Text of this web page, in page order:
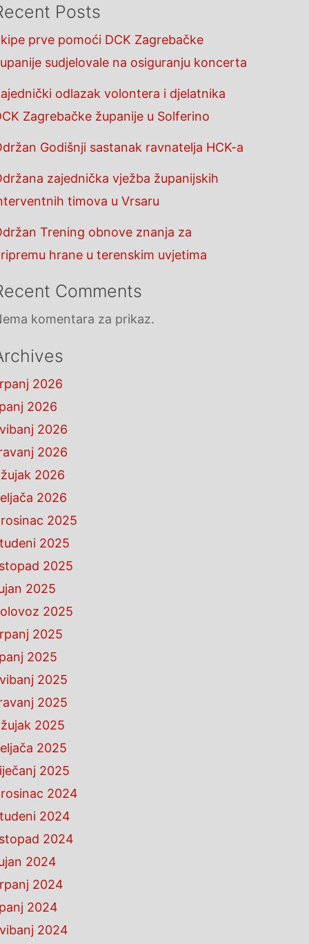
Posts
prve pomoći DCK Zagrebačke
sudjelovale na osiguranju koncerta
odlazak volontera i djelatnika
Zagrebačke županije u Solferino
Godišnji sastanak ravnatelja HCK-a
zajednička vježba županijskih
timova u Vrsaru
Trening obnove znanja za
hrane u terenskim uvjetima
Comments
komentara za prikaz.
2026
2026
2026
2026
2026
2026
2025
2025
2025
2025
2025
2025
2025
2025
2025
2025
2025
2025
2024
2024
2024
2024
2024
2024
2024